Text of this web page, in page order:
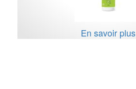
En savoir plus